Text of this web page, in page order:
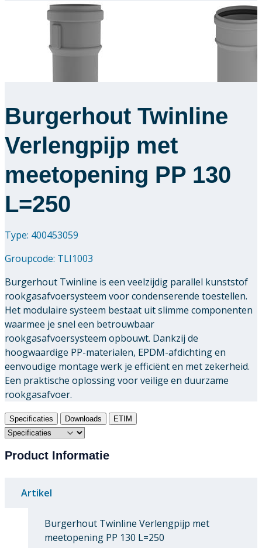
Burgerhout Twinline
Verlengpijp met
meetopening PP 130
L=250
Type: 400453059
Groupcode: TLI1003
Burgerhout Twinline is een veelzijdig parallel kunststof
rookgasafvoersysteem voor condenserende toestellen.
Het modulaire systeem bestaat uit slimme componenten
waarmee je snel een betrouwbaar
rookgasafvoersysteem opbouwt. Dankzij de
hoogwaardige PP-materialen, EPDM-afdichting en
eenvoudige montage werk je efficiënt en met zekerheid.
Een praktische oplossing voor veilige en duurzame
rookgasafvoer.
Specificaties Downloads ETIM
Product Informatie
Artikel
Burgerhout Twinline Verlengpijp met
meetopening PP 130 L=250